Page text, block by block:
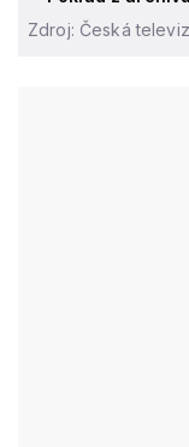
Zdroj: Česká